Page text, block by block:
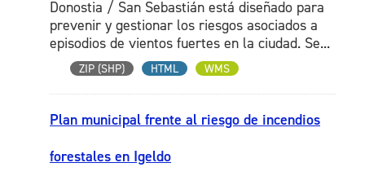
Donostia / San Sebastián está diseñado para
prevenir y gestionar los riesgos asociados a
episodios de vientos fuertes en la ciudad. Se...
ZIP (SHP) HTML WMS
Plan municipal frente al riesgo de incendios
forestales en Igeldo